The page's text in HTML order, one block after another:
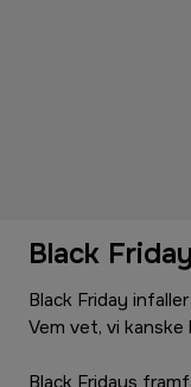
Black
Black Friday
Vem vet, vi kanske
Black Fridays